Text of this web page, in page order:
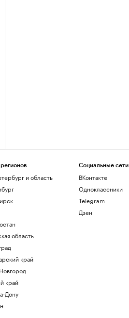
и область
область
край
край
Дону
Социальные сети
ВКонтакте
Одноклассники
Telegram
Дзен